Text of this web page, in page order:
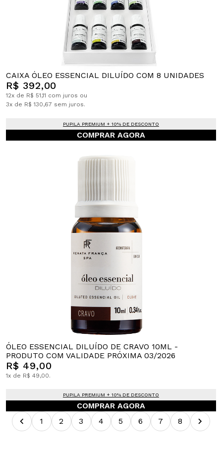
CAIXA ÓLEO ESSENCIAL DILUÍDO COM 8 UNIDADES
R$ 392,00
12x de R$ 51,11 com juros ou
3x de R$ 130,67 sem juros.
PUPILA PREMIUM + 10% DE DESCONTO
COMPRAR AGORA
ÓLEO ESSENCIAL DILUÍDO DE CRAVO 10ML -
PRODUTO COM VALIDADE PRÓXIMA 03/2026
R$ 49,00
1x de R$ 49,00.
PUPILA PREMIUM + 10% DE DESCONTO
COMPRAR AGORA
1
2 3 4 5 6 7 8